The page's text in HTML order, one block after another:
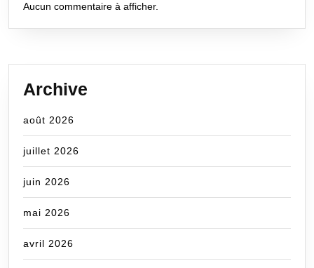
Aucun commentaire à afficher.
Archive
août 2026
juillet 2026
juin 2026
mai 2026
avril 2026